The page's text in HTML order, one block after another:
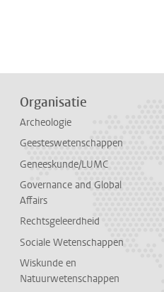
Organisatie
Archeologie
Geesteswetenschappen
Geneeskunde/LUMC
Governance and Global
Affairs
Rechtsgeleerdheid
Sociale Wetenschappen
Wiskunde en
Natuurwetenschappen